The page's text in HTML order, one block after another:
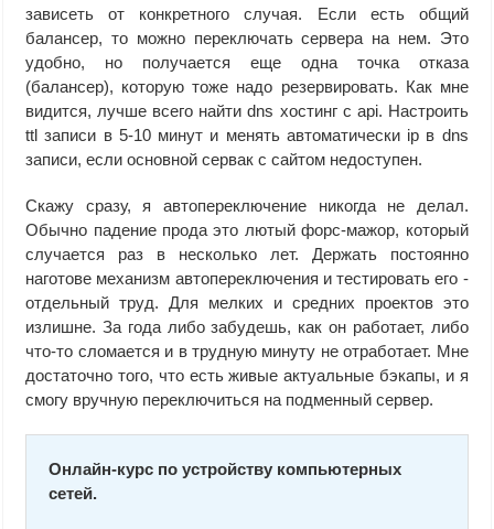
зависеть от конкретного случая. Если есть общий
балансер, то можно переключать сервера на нем. Это
удобно, но получается еще одна точка отказа
(балансер), которую тоже надо резервировать. Как мне
видится, лучше всего найти dns хостинг с api. Настроить
ttl записи в 5-10 минут и менять автоматически ip в dns
записи, если основной сервак с сайтом недоступен.
Скажу сразу, я автопереключение никогда не делал.
Обычно падение прода это лютый форс-мажор, который
случается раз в несколько лет. Держать постоянно
наготове механизм автопереключения и тестировать его -
отдельный труд. Для мелких и средних проектов это
излишне. За года либо забудешь, как он работает, либо
что-то сломается и в трудную минуту не отработает. Мне
достаточно того, что есть живые актуальные бэкапы, и я
смогу вручную переключиться на подменный сервер.
Онлайн-курс по устройству компьютерных
сетей.